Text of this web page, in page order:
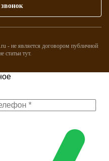
- не является договором публичной
статьи тут.